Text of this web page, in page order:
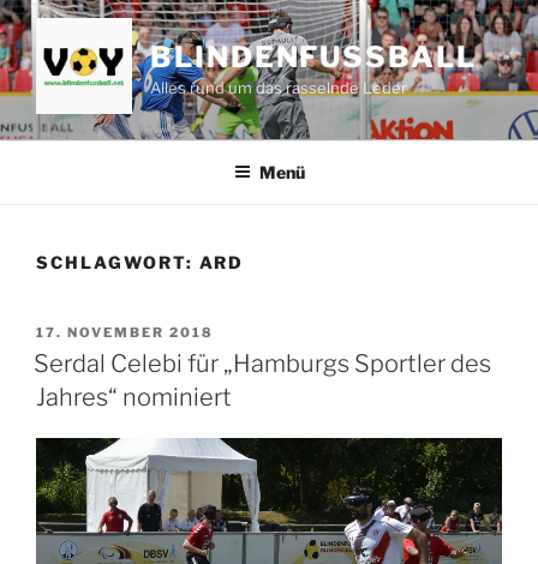
Zum
Inhalt
springen
BLINDENFUSSBALL
Alles rund um das rasselnde Leder
Menü
SCHLAGWORT: ARD
VERÖFFENTLICHT
AM
17. NOVEMBER 2018
Serdal Celebi für „Hamburgs Sportler des
Jahres“ nominiert